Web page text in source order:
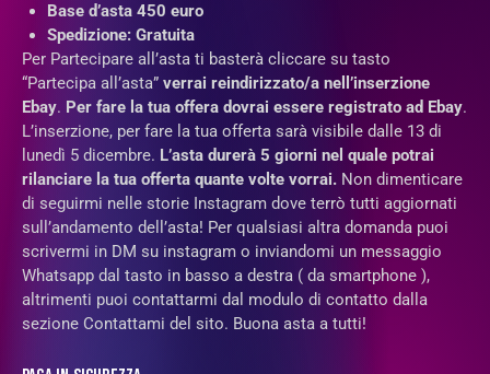
Base d’asta 450 euro
Spedizione: Gratuita
Per Partecipare all’asta ti basterà cliccare su tasto
“Partecipa all’asta” verrai reindirizzato/a nell’inserzione
Ebay. Per fare la tua offera dovrai essere registrato ad Ebay.
L’inserzione, per fare la tua offerta sarà visibile dalle 13 di
lunedì 5 dicembre. L’asta durerà 5 giorni nel quale potrai
rilanciare la tua offerta quante volte vorrai. Non dimenticare
di seguirmi nelle storie Instagram dove terrò tutti aggiornati
sull’andamento dell’asta! Per qualsiasi altra domanda puoi
scrivermi in DM su instagram o inviandomi un messaggio
Whatsapp dal tasto in basso a destra ( da smartphone ),
altrimenti puoi contattarmi dal modulo di contatto dalla
sezione Contattami del sito. Buona asta a tutti!